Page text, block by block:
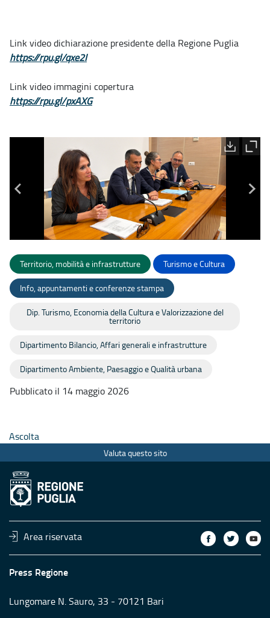
Link video dichiarazione presidente della Regione Puglia
https://rpu.gl/qxe2I
Link video immagini copertura
https://rpu.gl/pxAXG
Territorio, mobilità e infrastrutture Turismo e Cultura
Info, appuntamenti e conferenze stampa
Dip. Turismo, Economia della Cultura e Valorizzazione del
territorio
Dipartimento Bilancio, Affari generali e infrastrutture
Dipartimento Ambiente, Paesaggio e Qualità urbana
Pubblicato il 14 maggio 2026
Ascolta
Valuta questo sito
Area riservata
Press Regione
Lungomare N. Sauro, 33 - 70121 Bari